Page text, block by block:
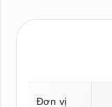
Đơn vị